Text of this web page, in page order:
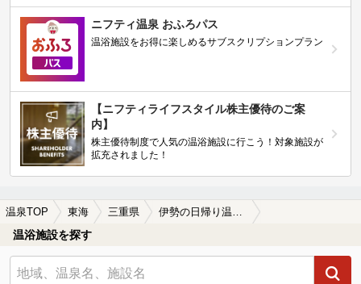
ニフティ温泉 おふろパス
温浴施設をお得に楽しめるサブスクリプションプラン
【ニフティライフスタイル株主優待のご案
内】
株主優待制度で人気の温浴施設に行こう！対象施設が
拡充されました！
温泉TOP 東海 三重県 伊勢の日帰り温泉、スーパー銭湯おすすめ
温浴施設を探す